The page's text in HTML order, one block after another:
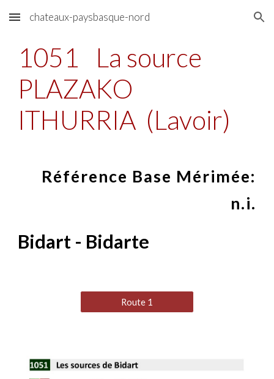
Skip to main content Skip to navigation
chateaux-paysbasque-nord
1051
La source
PLAZAKO
ITHURRIA (Lavoir)
Référence Base Mérimée:
n.i.
Bidart - Bidarte
Route 1